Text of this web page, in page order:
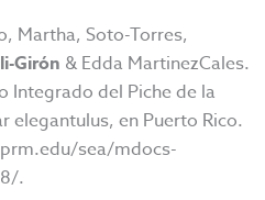
Martha, Soto-Torres,
Girón & Edda MartinezCales.
Integrado del Piche de la
elegantulus, en Puerto Rico.
sea/mdocs-
.